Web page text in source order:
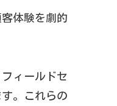
体験を劇的
ィールドセ
。これらの